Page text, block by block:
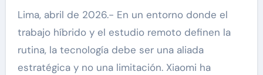
Lima, abril de 2026.- En un entorno donde el
trabajo híbrido y el estudio remoto definen la
rutina, la tecnología debe ser una aliada
estratégica y no una limitación. Xiaomi ha